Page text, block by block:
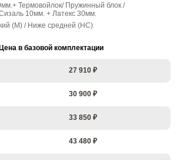
Термовойлок/ Пружинный блок /
10мм. + Латекс 30мм.
(М) / Ниже средней (НС)
в базовой комплектации
27 910 ₽
30 900 ₽
33 850 ₽
43 480 ₽